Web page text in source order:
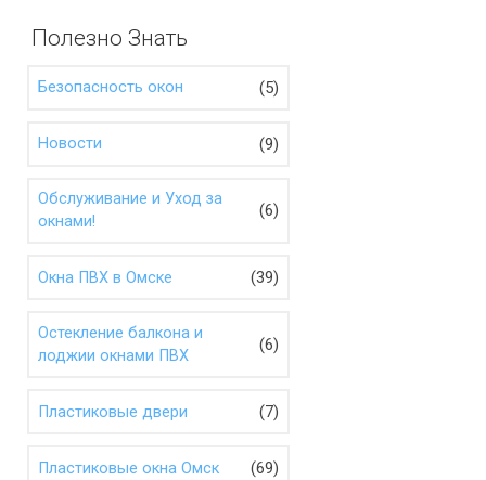
Полезно Знать
Безопасность окон (5)
Новости (9)
Обслуживание и Уход за
окнами!
(6)
Окна ПВХ в Омске (39)
Остекление балкона и
лоджии окнами ПВХ
(6)
Пластиковые двери (7)
Пластиковые окна Омск (69)